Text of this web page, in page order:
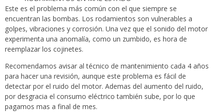
Este es el problema más común con el que siempre se
encuentran las bombas. Los rodamientos son vulnerables a
golpes, vibraciones y corrosión. Una vez que el sonido del motor
experimenta una anomalía, como un zumbido, es hora de
reemplazar los cojinetes.
Recomendamos avisar al técnico de mantenimiento cada 4 años
para hacer una revisión, aunque este problema es fácil de
detectar por el ruido del motor. Ademas del aumento del ruido,
por desgracia el consumo eléctrico también sube, por lo que
pagamos mas a final de mes.